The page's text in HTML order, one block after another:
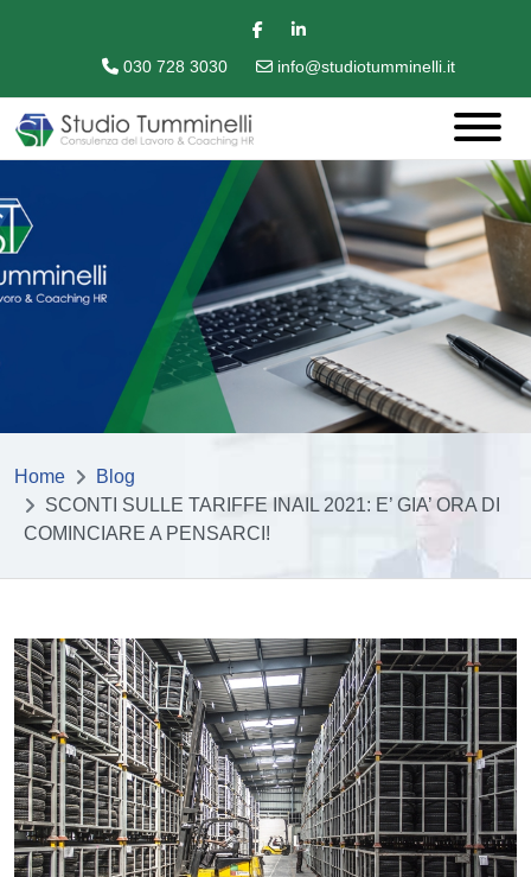
030 728 3030 info@studiotumminelli.it
Home
Blog
SCONTI SULLE TARIFFE INAIL 2021: E’ GIA’ ORA DI
COMINCIARE A PENSARCI!